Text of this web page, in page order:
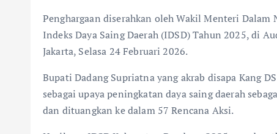
Penghargaan diserahkan oleh Wakil Menteri
Indeks Daya Saing Daerah (IDSD) Tahun 2025, di
Jakarta, Selasa 24 Februari 2026.
Bupati Dadang Supriatna yang akrab disapa Kang
sebagai upaya peningkatan daya saing daerah
dan dituangkan ke dalam 57 Rencana Aksi.